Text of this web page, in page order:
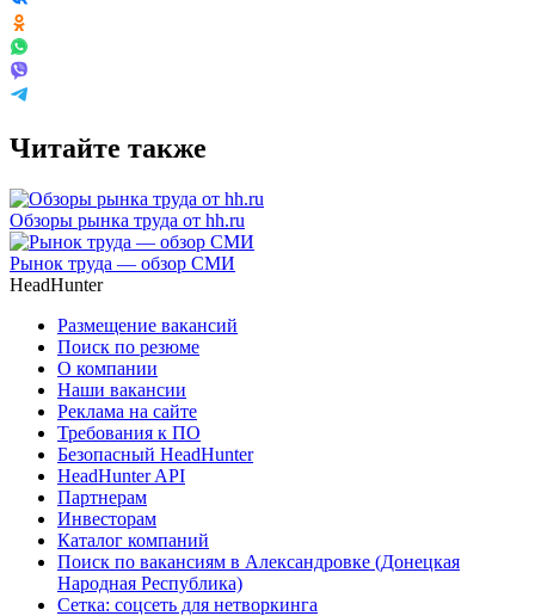
Читайте также
Обзоры рынка труда от hh.ru
Рынок труда — обзор СМИ
HeadHunter
Размещение вакансий
Поиск по резюме
О компании
Наши вакансии
Реклама на сайте
Требования к ПО
Безопасный HeadHunter
HeadHunter API
Партнерам
Инвесторам
Каталог компаний
Поиск по вакансиям в Александровке (Донецкая
Народная Республика)
Сетка: соцсеть для нетворкинга